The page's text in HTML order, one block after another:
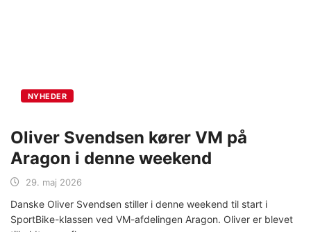
NYHEDER
Oliver Svendsen kører VM på
Aragon i denne weekend
29. maj 2026
Danske Oliver Svendsen stiller i denne weekend til start i
SportBike-klassen ved VM-afdelingen Aragon. Oliver er blevet